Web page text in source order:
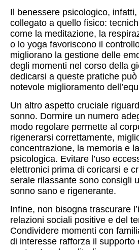
Il benessere psicologico,
collegato a quello fisico:
come la meditazione, la
o lo yoga favoriscono il
migliorano la gestione delle
degli momenti nel corso della
dedicarsi a queste pratiche
notevole miglioramento
Un altro aspetto cruciale
sonno. Dormire un numero
modo regolare permette al
rigenerarsi correttamente,
concentrazione, la memoria e
psicologica. Evitare l’uso
elettronici prima di coricarsi e
serale rilassante sono consigli
sonno sano e rigenerante.
Infine, non bisogna trascurare
relazioni sociali positive e del
Condividere momenti con
di interesse rafforza il supporto